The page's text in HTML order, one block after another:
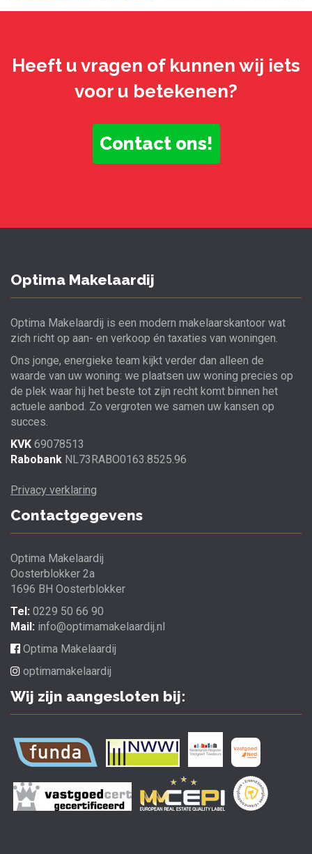
Heeft u vragen of kunnen wij iets
voor u betekenen?
Contact ons!
Optima Makelaardij
Optima Makelaardij is een modern makelaarskantoor wat
zich richt op aan- en verkoop én taxaties van woningen.
Ons jonge, energieke team kijkt verder dan alleen de
waarde van uw woning: we plaatsen uw woning precies op
de plek waar hij het beste tot zijn recht komt binnen het
actuele aanbod. Zo vergroten we samen uw kansen op
succes.
KVK 69078513
Rabobank NL73RABO0163.8525.96
Privacy verklaring
Contactgegevens
Optima Makelaardij
Oosterblokker 2a
1696 BH Oosterblokker
Tel: 0229 50 66 90
Mail: info@optimamakelaardij.nl
Optima Makelaardij
optimamakelaardij
Wij zijn aangesloten bij: